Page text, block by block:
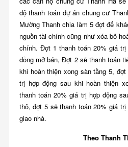
độ thanh toán dự án chung cư
Mường Thanh chia làm 5 đợt để
nguồn tài chính cũng như xóa bỏ
chính. Đợt 1 thanh toán 20% giá
đồng mở bán, Đợt 2 sẽ thanh toán
khi hoàn thiện xong sàn tầng 5,
trị hợp động sau khi hoàn thiện
thanh toán 20% giá trị hợp động
thô, đợt 5 sẽ thanh toán 20% giá
giao nhà.
Theo Thanh